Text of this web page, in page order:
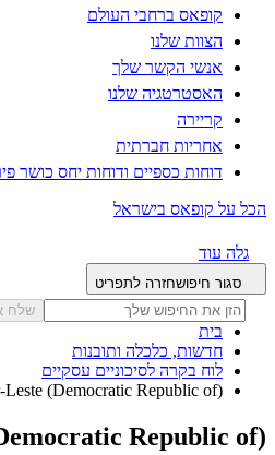
קופאס ברחבי העולם
הצוות שלנו
אנשי הקשר שלך
האסטרטגיה שלנו
קריירה
אחריות חברתית
דוחות כספיים ודוחות יחס כושר
הכל על קופאס בישראל
גלה עוד
סגור חיפושחזרה לתפריט
שלח
בית
חדשות, כלכלה ותובנות
לוח בקרה לסיכוניים עסקיים
Leste (Democratic Republic of)
Republic of)